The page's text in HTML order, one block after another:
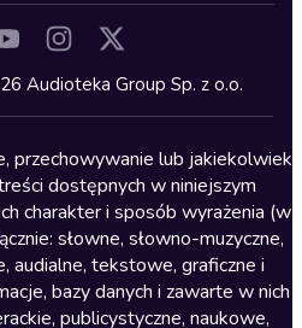
Audioteka Group Sp. z o.o.
przechowywanie lub jakiekolwiek
dostępnych w niniejszym
charakter i sposób wyrażenia (w
słowne, słowno-muzyczne,
audialne, tekstowe, graficzne i
bazy danych i zawarte w nich
publicystyczne, naukowe,